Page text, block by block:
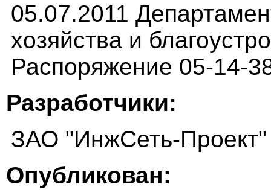
05.07.2011
хозяйства и
Распоряжение 05-14-
Разработчики:
ЗАО "ИнжСеть-Проект"
Опубликован: